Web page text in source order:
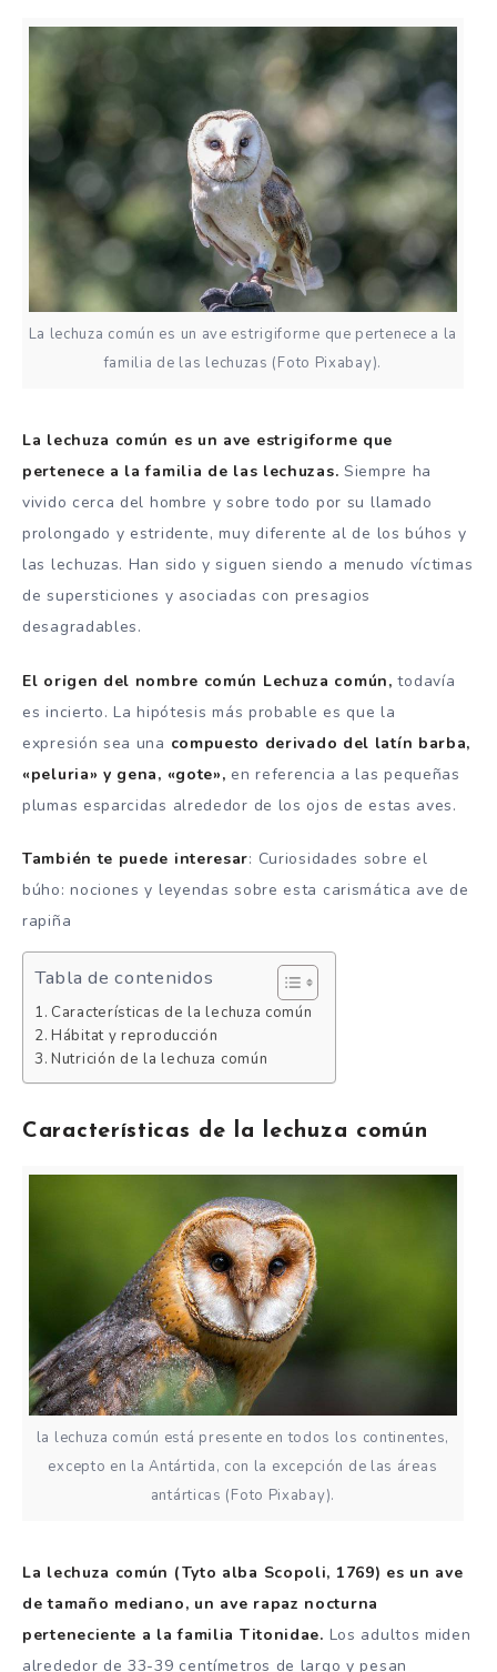
La lechuza común es un ave estrigiforme que pertenece a la
familia de las lechuzas (Foto Pixabay).
La lechuza común es un ave estrigiforme que
pertenece a la familia de las lechuzas. Siempre ha
vivido cerca del hombre y sobre todo por su llamado
prolongado y estridente, muy diferente al de los búhos y
las lechuzas. Han sido y siguen siendo a menudo víctimas
de supersticiones y asociadas con presagios
desagradables.
El origen del nombre común Lechuza común, todavía
es incierto. La hipótesis más probable es que la
expresión sea una compuesto derivado del latín barba,
«peluria» y gena, «gote», en referencia a las pequeñas
plumas esparcidas alrededor de los ojos de estas aves.
También te puede interesar: Curiosidades sobre el
búho: nociones y leyendas sobre esta carismática ave de
rapiña
Tabla de contenidos
Características de la lechuza común
Hábitat y reproducción
Nutrición de la lechuza común
Características de la lechuza común
la lechuza común está presente en todos los continentes,
excepto en la Antártida, con la excepción de las áreas
antárticas (Foto Pixabay).
La lechuza común (Tyto alba Scopoli, 1769) es un ave
de tamaño mediano, un ave rapaz nocturna
perteneciente a la familia Titonidae. Los adultos miden
alrededor de 33-39 centímetros de largo y pesan